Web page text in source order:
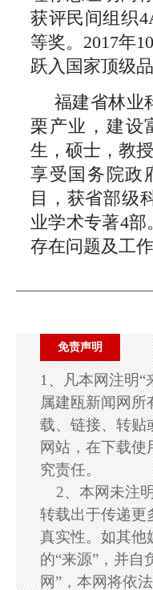
获评民间组织
等奖。2017年
跃入国家顶级品
福建省林业
栗产业，建设
生，硕士，教
享受国务院政
目，获省部级
业学术专著4
存在问题及工作
免责声明
1、凡本网注明“
属建瓯新闻网所
载、链接、转贴
网站，在下载使
究责任。
2、本网未注明
转载出于传递更
真实性。如其他
的“来源”，并自
网”，本网将依